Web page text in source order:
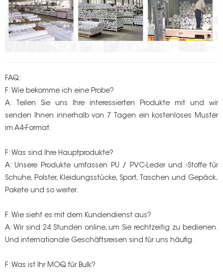
FAQ:
F: Wie bekomme ich eine Probe?
A: Teilen Sie uns Ihre interessierten Produkte mit und wir
senden Ihnen innerhalb von 7 Tagen ein kostenloses Muster
im A4-Format.
F: Was sind Ihre Hauptprodukte?
A: Unsere Produkte umfassen PU / PVC-Leder und -Stoffe für
Schuhe, Polster, Kleidungsstücke, Sport, Taschen und Gepäck,
Pakete und so weiter.
F: Wie sieht es mit dem Kundendienst aus?
A: Wir sind 24 Stunden online, um Sie rechtzeitig zu bedienen.
Und internationale Geschäftsreisen sind für uns häufig.
F: Was ist Ihr MOQ für Bulk?